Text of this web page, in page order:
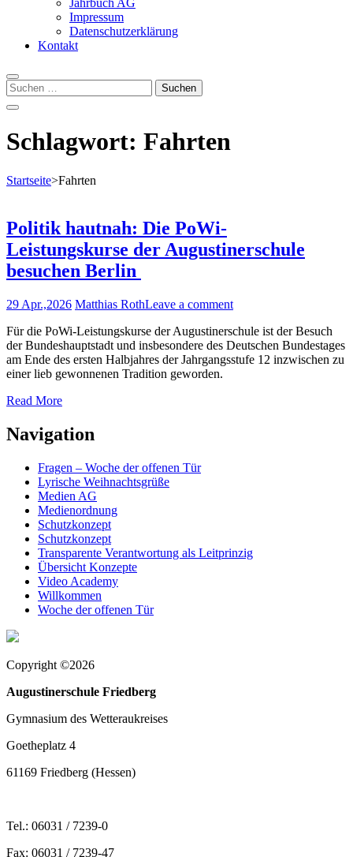
Jahrbuch AG
Impressum
Datenschutzerklärung
Kontakt
Suchen
nach:
Schlagwort: Fahrten
Startseite>Fahrten
Politik hautnah: Die PoWi-
Leistungskurse der Augustinerschule
besuchen Berlin
29 Apr.,2026 Matthias RothLeave a comment
Für die PoWi-Leistungskurse der Augustinerschule ist der Besuch
der Bundeshauptstadt und insbesondere des Deutschen Bundestages
am Ende des ersten Halbjahres der Jahrgangsstufe 12 inzwischen zu
einer lieb gewonnenen Tradition geworden.
Read More
Navigation
Fragen – Woche der offenen Tür
Lyrische Weihnachtsgrüße
Medien AG
Medienordnung
Schutzkonzept
Schutzkonzept
Transparente Verantwortung als Leitprinzig
Übersicht Konzepte
Video Academy
Willkommen
Woche der offenen Tür
Copyright ©2026
Augustinerschule Friedberg
Gymnasium des Wetteraukreises
Goetheplatz 4
61169 Friedberg (Hessen)
Tel.: 06031 / 7239-0
Fax: 06031 / 7239-47